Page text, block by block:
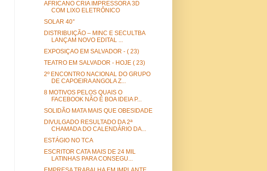
AFRICANO CRIA IMPRESSORA 3D
COM LIXO ELETRÔNICO
SOLAR 40°
DISTRIBUIÇÃO – MINC E SECULTBA
LANÇAM NOVO EDITAL ...
EXPOSIÇAO EM SALVADOR - ( 23)
TEATRO EM SALVADOR - HOJE ( 23)
2º ENCONTRO NACIONAL DO GRUPO
DE CAPOEIRA ANGOLA Z...
8 MOTIVOS PELOS QUAIS O
FACEBOOK NÃO É BOA IDEIA P...
SOLIDÃO MATA MAIS QUE OBESIDADE
DIVULGADO RESULTADO DA 2ª
CHAMADA DO CALENDÁRIO DA...
ESTÁGIO NO TCA
ESCRITOR CATA MAIS DE 24 MIL
LATINHAS PARA CONSEGU...